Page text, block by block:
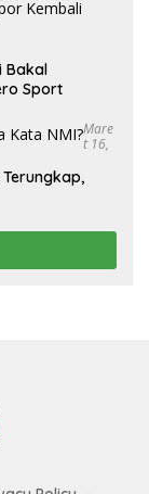
Bakal
Sport
Mare
T 16,